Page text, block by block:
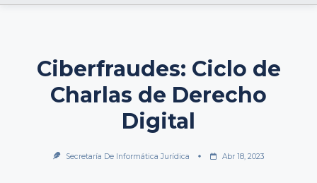
Ciberfraudes: Ciclo de
Charlas de Derecho
Digital
Secretaría De Informática Jurídica Abr 18, 2023